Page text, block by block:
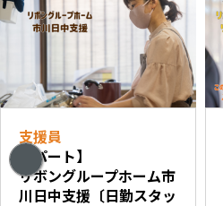
支援員
【パート】
リボングループホーム市
川日中支援〔日勤スタッ